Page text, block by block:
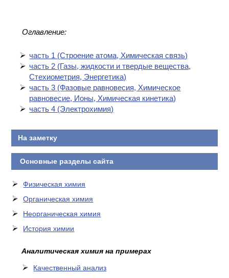
Оглавление:
часть 1 (Cтроение атома, Химическая связь)
часть 2 (Газы, жидкости и твердые вещества,
Стехиометрия, Энергетика)
часть 3 (Фазовые равновесия, Химическое
равновесие, Ионы, Химическая кинетика)
часть 4 (Электрохимия)
На заметку
Основные разделы сайта
Физическая химия
Органическая химия
Неорганическая химия
История химии
Аналитическая химия на примерах
Качественный анализ